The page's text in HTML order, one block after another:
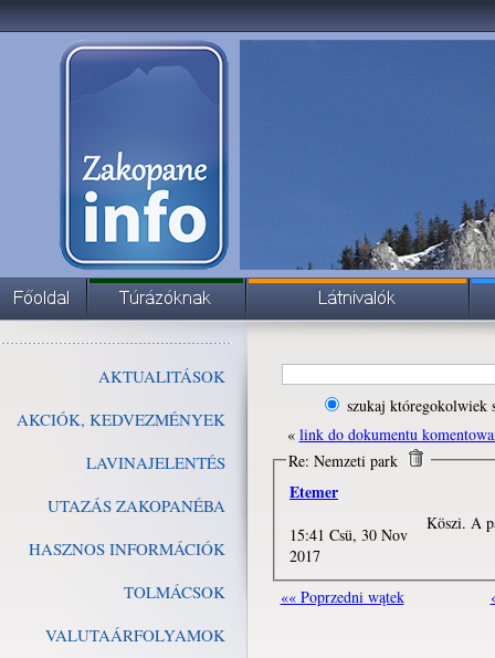
AKTUALITÁSOK
AKCIÓK, KEDVEZMÉNYEK
LAVINAJELENTÉS
UTAZÁS ZAKOPANÉBA
HASZNOS INFORMÁCIÓK
TOLMÁCSOK
VALUTAÁRFOLYAMOK
szukaj któregokolwiek
« link do dokumentu
Re: Nemzeti park
Etemer
15:41 Csü, 30 Nov
2017
Köszi. A
«« Poprzedni wątek